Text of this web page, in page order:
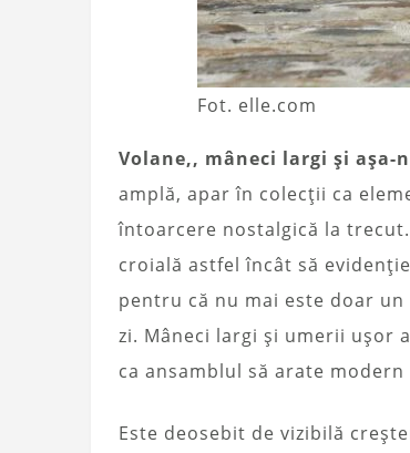
Fot. elle.com
Volane,, mâneci largi și așa-
amplă, apar în colecții ca
întoarcere nostalgică la
croială astfel încât să
pentru că nu mai este doar
zi. Mâneci largi și umerii ușor
ca ansamblul să arate modern
Este deosebit de vizibilă